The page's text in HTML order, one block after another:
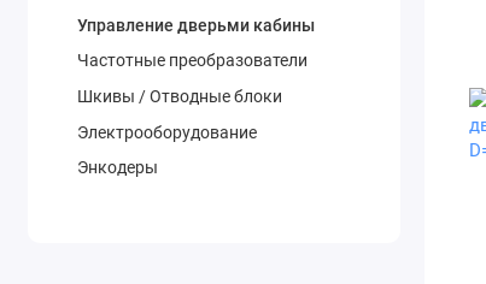
Управление дверьми кабины
Частотные преобразователи
Шкивы / Отводные блоки
Электрооборудование
Энкодеры